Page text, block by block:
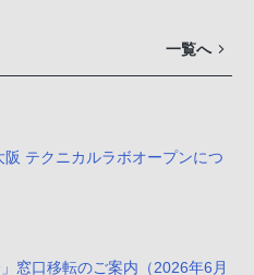
一覧へ
テクニカルラボオープンにつ
窓口移転のご案内（2026年6月